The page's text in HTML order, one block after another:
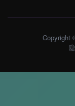
Copyright